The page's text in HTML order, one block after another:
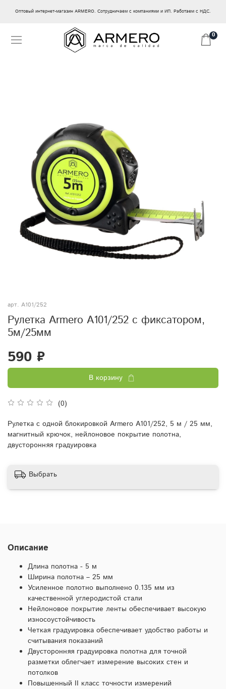
Оптовый интернет-магазин ARMERO. Сотрудничаем с компаниями и ИП. Работаем с НДС.
0
арт. A101/252
Рулетка Armero A101/252 с фиксатором,
5м/25мм
(0)
590 ₽
В корзину
Рулетка с одной блокировкой Armero A101/252, 5 м / 25 мм,
магнитный крючок, нейлоновое покрытие полотна,
двусторонняя градуировка
Выбрать
Описание
Длина полотна - 5 м
Ширина полотна – 25 мм
Усиленное полотно выполнено 0.135 мм из
качественной углеродистой стали
Нейлоновое покрытие ленты обеспечивает высокую
износоустойчивость
Четкая градуировка обеспечивает удобство работы и
считывания показаний
Двусторонняя градуировка полотна для точной
разметки облегчает измерение высоких стен и
потолков
Повышенный II класс точности измерений